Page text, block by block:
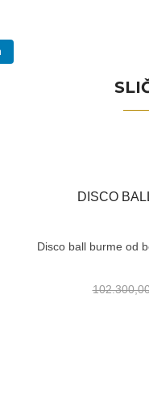
DISCO
Disco ball burme od